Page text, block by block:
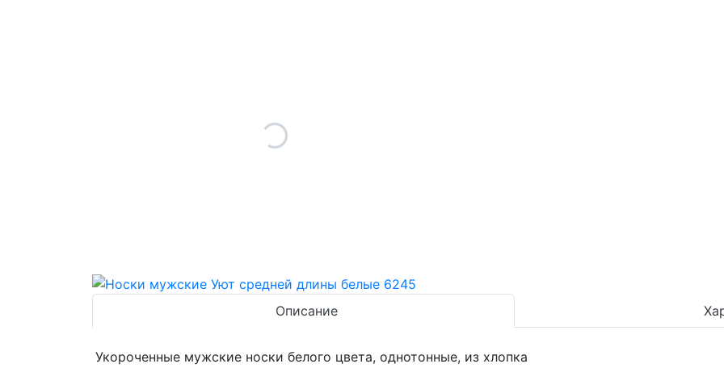
Описание
Укороченные мужские носки белого цвета, однотонные, из хлопка